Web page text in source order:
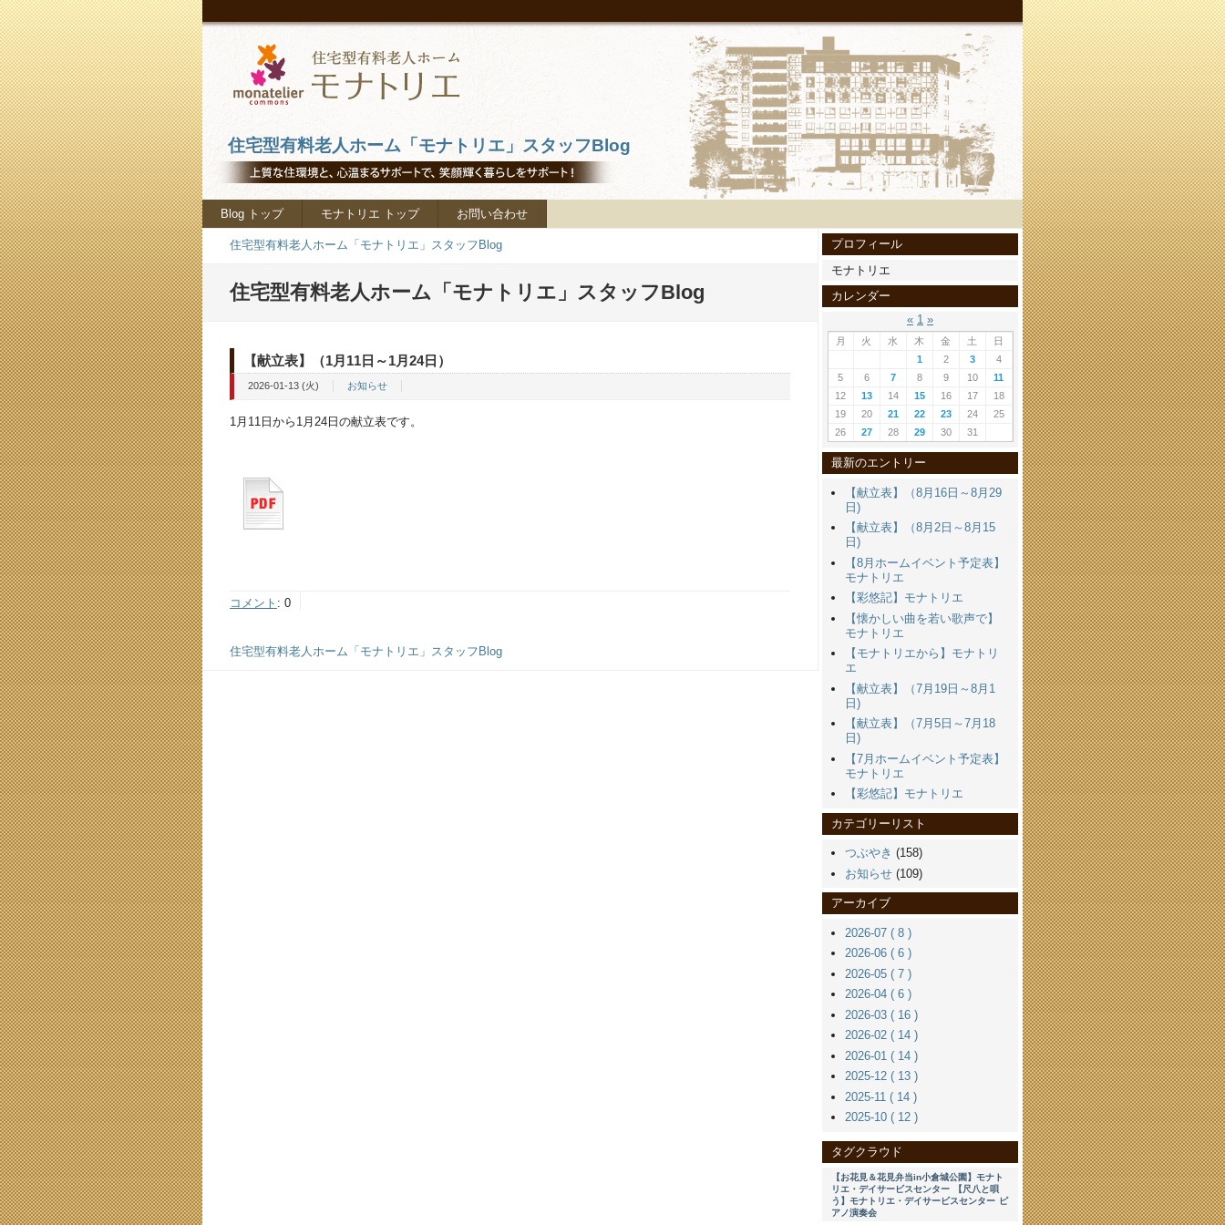
住宅型有料老人ホーム「モナトリエ」スタッフBlog
Blog トップ モナトリエ トップ お問い合わせ
住宅型有料老人ホーム「モナトリエ」スタッフBlog
住宅型有料老人ホーム「モナトリエ」スタッフBlog
【献立表】（1月11日～1月24日）
2026-01-13 (火) お知らせ
1月11日から1月24日の献立表です。
コメント : 0
住宅型有料老人ホーム「モナトリエ」スタッフBlog
プロフィール
モナトリエ
カレンダー
« 1 »
月 火 水 木 金 土
日
1
2 3
4
5
6 7 8 9 10
11
12
13 14 15 16 17
18
19
20 21 22 23 24
25
26
27 28 29 30 31
最新のエントリー
【献立表】（8月16日～8月29
日)
【献立表】（8月2日～8月15
日)
【8月ホームイベント予定表】
モナトリエ
【彩悠記】モナトリエ
【懐かしい曲を若い歌声で】
モナトリエ
【モナトリエから】モナトリ
エ
【献立表】（7月19日～8月1
日)
【献立表】（7月5日～7月18
日)
【7月ホームイベント予定表】
モナトリエ
【彩悠記】モナトリエ
カテゴリーリスト
つぶやき (158)
お知らせ (109)
アーカイブ
2026-07 ( 8 )
2026-06 ( 6 )
2026-05 ( 7 )
2026-04 ( 6 )
2026-03 ( 16 )
2026-02 ( 14 )
2026-01 ( 14 )
2025-12 ( 13 )
2025-11 ( 14 )
2025-10 ( 12 )
タグクラウド
【お花見＆花見弁当in小倉城公園】モナト
リエ・デイサービスセンター
【尺八と唄
う】モナトリエ・デイサービスセンター ピ
アノ演奏会